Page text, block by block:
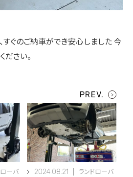
すぐのご納車ができ安心しました 今
さい。
ローバ
2024.08.21
ランドローバ